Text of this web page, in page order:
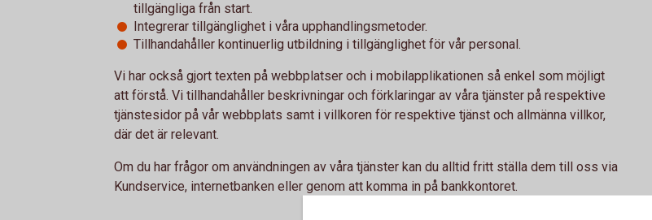
tillgängliga från start.
Integrerar tillgänglighet i våra upphandlingsmetoder.
Tillhandahåller kontinuerlig utbildning i tillgänglighet för vår personal.
Vi har också gjort texten på webbplatser och i mobilapplikationen så enkel som möjligt
att förstå. Vi tillhandahåller beskrivningar och förklaringar av våra tjänster på respektive
tjänstesidor på vår webbplats samt i villkoren för respektive tjänst och allmänna villkor,
där det är relevant.
Om du har frågor om användningen av våra tjänster kan du alltid fritt ställa dem till oss via
Kundservice, internetbanken eller genom att komma in på bankkontoret.